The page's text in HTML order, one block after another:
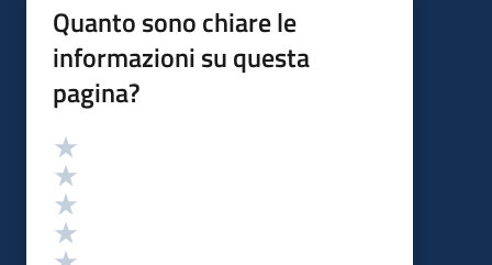
Quanto sono chiare le
informazioni su questa
pagina?
Valutazione